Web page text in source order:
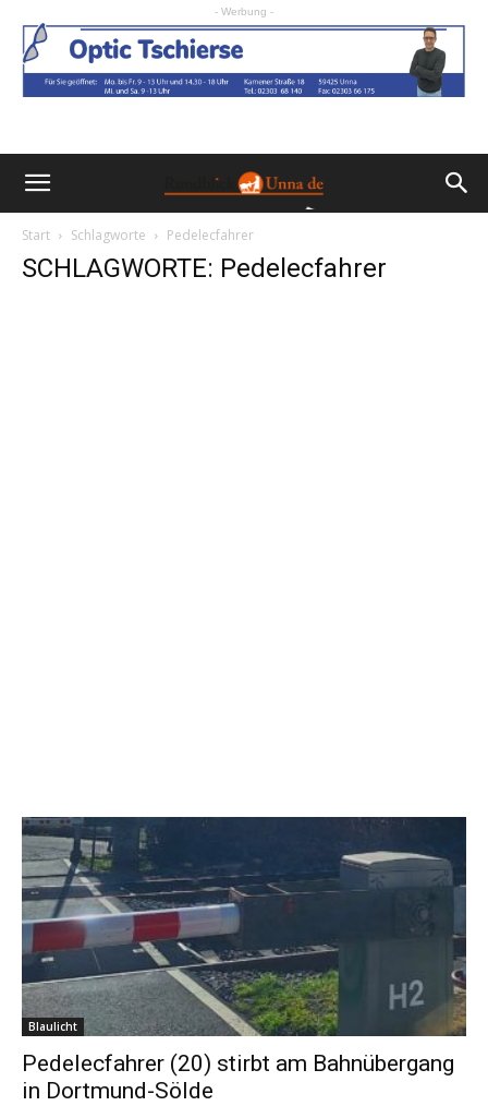
- Werbung -
Start Schlagworte Pedelecfahrer
SCHLAGWORTE: Pedelecfahrer
Blaulicht
Pedelecfahrer (20) stirbt am Bahnübergang
in Dortmund-Sölde